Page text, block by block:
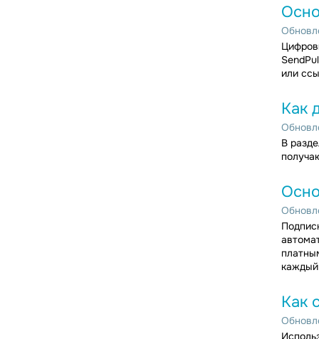
или
Как
В
Как